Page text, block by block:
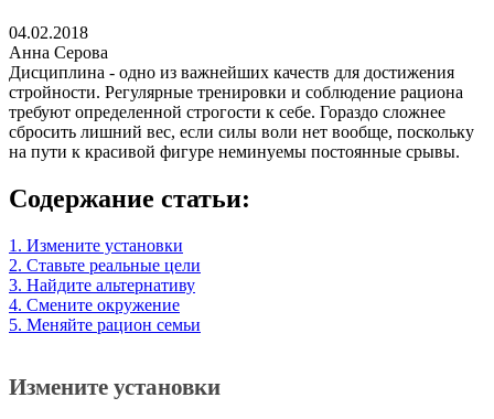
04.02.2018
Анна Серова
Дисциплина - одно из важнейших качеств для достижения
стройности. Регулярные тренировки и соблюдение рациона
требуют определенной строгости к себе. Гораздо сложнее
сбросить лишний вес, если силы воли нет вообще, поскольку
на пути к красивой фигуре неминуемы постоянные срывы.
Содержание статьи:
1. Измените установки
2. Ставьте реальные цели
3. Найдите альтернативу
4. Смените окружение
5. Меняйте рацион семьи
Измените установки